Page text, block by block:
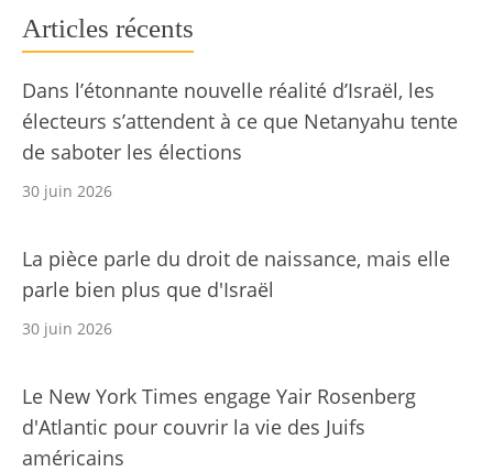
Articles récents
Dans l’étonnante nouvelle réalité d’Israël, les
électeurs s’attendent à ce que Netanyahu tente
de saboter les élections
30 juin 2026
La pièce parle du droit de naissance, mais elle
parle bien plus que d'Israël
30 juin 2026
Le New York Times engage Yair Rosenberg
d'Atlantic pour couvrir la vie des Juifs
américains